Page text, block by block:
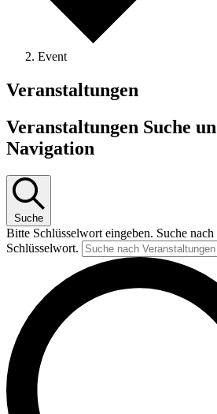
Event
Veranstaltungen
Veranstaltungen Suche
Navigation
Suche
Bitte Schlüsselwort eingeben. Suche nach
Schlüsselwort.